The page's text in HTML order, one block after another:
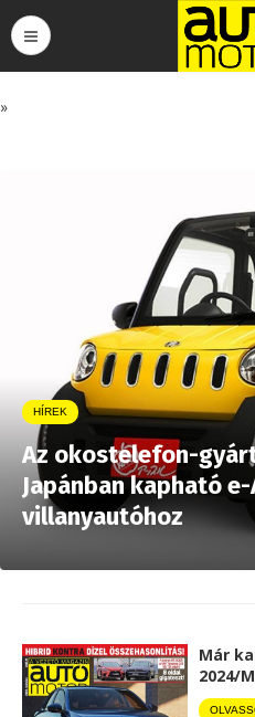
»
HÍREK
Az okostelefon-
Japánban kapható
villanyautóhoz
Már
2024/